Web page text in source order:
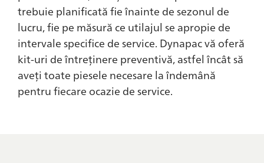
trebuie planificată fie înainte de sezonul de
lucru, fie pe măsură ce utilajul se apropie de
intervale specifice de service. Dynapac vă oferă
kit-uri de întreținere preventivă, astfel încât să
aveți toate piesele necesare la îndemână
pentru fiecare ocazie de service.